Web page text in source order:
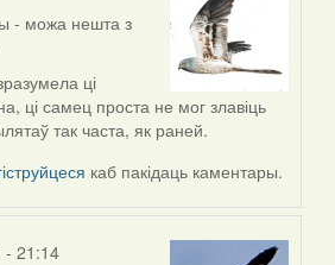
- можа нешта з
ці
ці самец проста не мог злавіць
так часта, як раней.
каб пакідаць каментары.
- 21:14